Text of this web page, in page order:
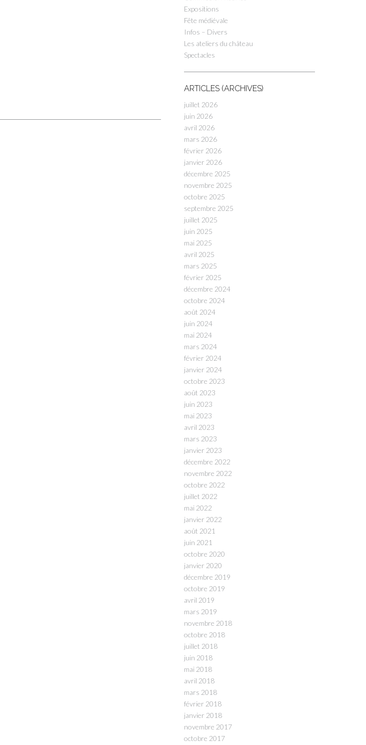
Expositions
Fête médiévale
Infos – Divers
Les ateliers du château
Spectacles
ARTICLES (ARCHIVES)
juillet 2026
juin 2026
avril 2026
mars 2026
février 2026
janvier 2026
décembre 2025
novembre 2025
octobre 2025
septembre 2025
juillet 2025
juin 2025
mai 2025
avril 2025
mars 2025
février 2025
décembre 2024
octobre 2024
août 2024
juin 2024
mai 2024
mars 2024
février 2024
janvier 2024
octobre 2023
août 2023
juin 2023
mai 2023
avril 2023
mars 2023
janvier 2023
décembre 2022
novembre 2022
octobre 2022
juillet 2022
mai 2022
janvier 2022
août 2021
juin 2021
octobre 2020
janvier 2020
décembre 2019
octobre 2019
avril 2019
mars 2019
novembre 2018
octobre 2018
juillet 2018
juin 2018
mai 2018
avril 2018
mars 2018
février 2018
janvier 2018
novembre 2017
octobre 2017